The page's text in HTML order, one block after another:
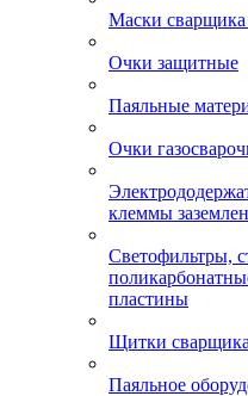
Маски
Очки защитные
Паяльные
Очки
клеммы
Светофильтры,
пластины
Щитки сварщика
Паяльное